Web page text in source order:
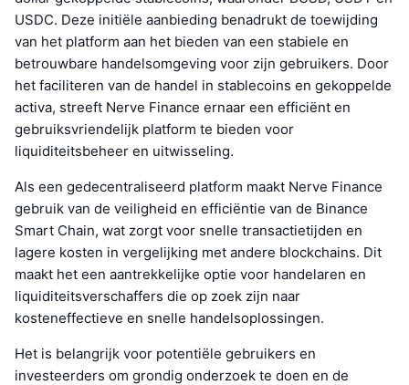
USDC. Deze initiële aanbieding benadrukt de toewijding
van het platform aan het bieden van een stabiele en
betrouwbare handelsomgeving voor zijn gebruikers. Door
het faciliteren van de handel in stablecoins en gekoppelde
activa, streeft Nerve Finance ernaar een efficiënt en
gebruiksvriendelijk platform te bieden voor
liquiditeitsbeheer en uitwisseling.
Als een gedecentraliseerd platform maakt Nerve Finance
gebruik van de veiligheid en efficiëntie van de Binance
Smart Chain, wat zorgt voor snelle transactietijden en
lagere kosten in vergelijking met andere blockchains. Dit
maakt het een aantrekkelijke optie voor handelaren en
liquiditeitsverschaffers die op zoek zijn naar
kosteneffectieve en snelle handelsoplossingen.
Het is belangrijk voor potentiële gebruikers en
investeerders om grondig onderzoek te doen en de